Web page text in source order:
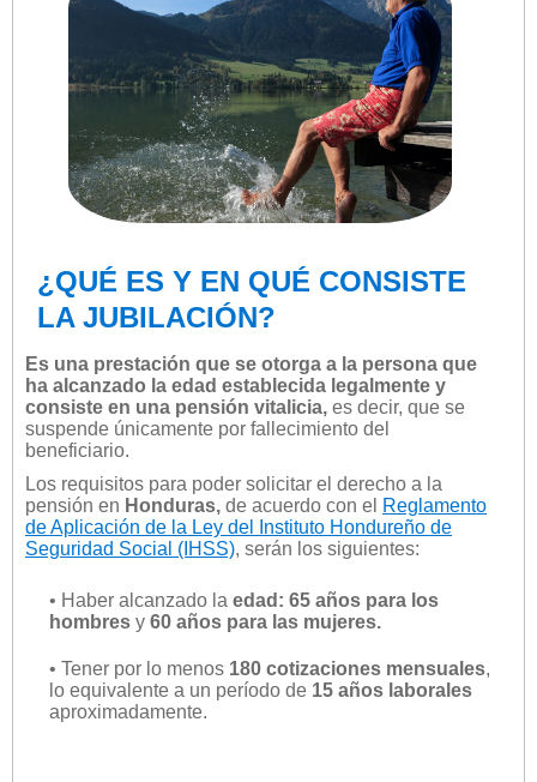
¿QUÉ ES Y EN QUÉ CONSISTE
LA JUBILACIÓN?
Es una prestación que se otorga a la persona que
ha alcanzado la edad establecida legalmente y
consiste en una pensión vitalicia, es decir, que se
suspende únicamente por fallecimiento del
beneficiario.
Los requisitos para poder solicitar el derecho a la
pensión en Honduras, de acuerdo con el Reglamento
de Aplicación de la Ley del Instituto Hondureño de
Seguridad Social (IHSS), serán los siguientes:
• Haber alcanzado la edad: 65 años para los
hombres y 60 años para las mujeres.
• Tener por lo menos 180 cotizaciones mensuales,
lo equivalente a un período de 15 años laborales
aproximadamente.